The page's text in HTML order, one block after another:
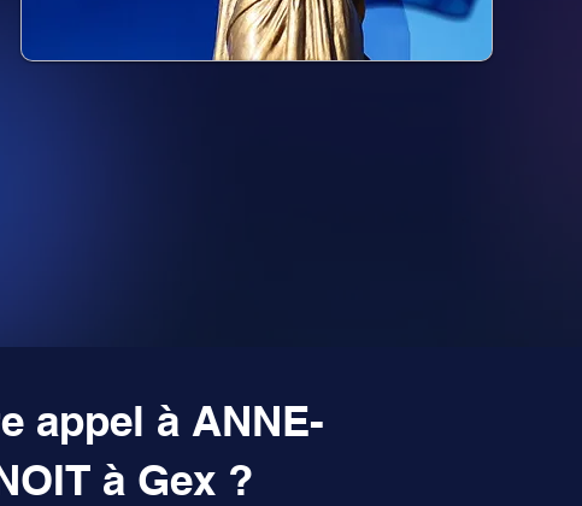
appel à ANNE-
à Gex ?